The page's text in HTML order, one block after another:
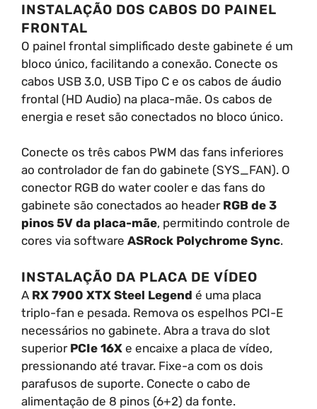
INSTALAÇÃO DOS CABOS DO PAINEL
FRONTAL
O painel frontal simplificado deste gabinete é um
bloco único, facilitando a conexão. Conecte os
cabos USB 3.0, USB Tipo C e os cabos de áudio
frontal (HD Audio) na placa-mãe. Os cabos de
energia e reset são conectados no bloco único.
Conecte os três cabos PWM das fans inferiores
ao controlador de fan do gabinete (SYS_FAN). O
conector RGB do water cooler e das fans do
gabinete são conectados ao header RGB de 3
pinos 5V da placa-mãe, permitindo controle de
cores via software ASRock Polychrome Sync.
INSTALAÇÃO DA PLACA DE VÍDEO
A RX 7900 XTX Steel Legend é uma placa
triplo-fan e pesada. Remova os espelhos PCI-E
necessários no gabinete. Abra a trava do slot
superior PCIe 16X e encaixe a placa de vídeo,
pressionando até travar. Fixe-a com os dois
parafusos de suporte. Conecte o cabo de
alimentação de 8 pinos (6+2) da fonte.